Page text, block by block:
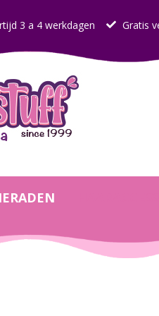
3 a 4 werkdagen Gratis